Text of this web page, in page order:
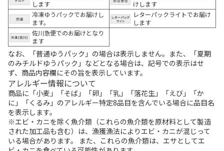
します
けします
冷凍ゆうパックでお届けし
ます。
レターパックライトでお届け
します
佐川急便でのお届けとなり
ます
なお、「普通ゆうパック」の場合は表示しません。また、「夏期
のみチルドゆうパック」などとなる場合は、記号での表示はせ
ず、商品内容欄にその旨を表示しています。
アレルギー情報について
商品に「小麦」「そば」「卵」「乳」「落花生」「えび」「か
に」「くるみ」のアレルギー特定8品目を含んでいる場合に品目名
を表示します。
※エビ・カニを除く魚介類（これらの魚介類を原材料として製造
された加工品も含む）は、漁獲漁法によりエビ・カニが混じって
いる場合があります。 また、これらの魚介類は、エサとしてエ